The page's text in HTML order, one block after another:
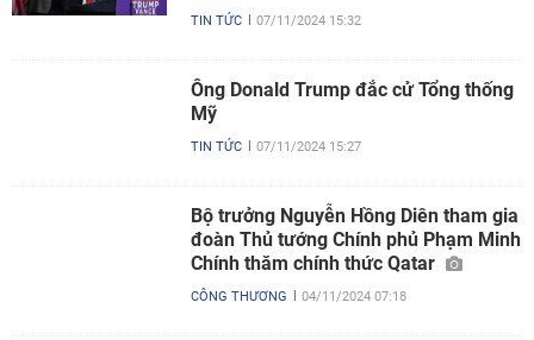
TIN TỨC 07/11/2024 15:32
Ông Donald Trump đắc cử Tổng thống
Mỹ
TIN TỨC 07/11/2024 15:27
Bộ trưởng Nguyễn Hồng Diên tham gia
đoàn Thủ tướng Chính phủ Phạm Minh
Chính thăm chính thức Qatar
CÔNG THƯƠNG 04/11/2024 07:18